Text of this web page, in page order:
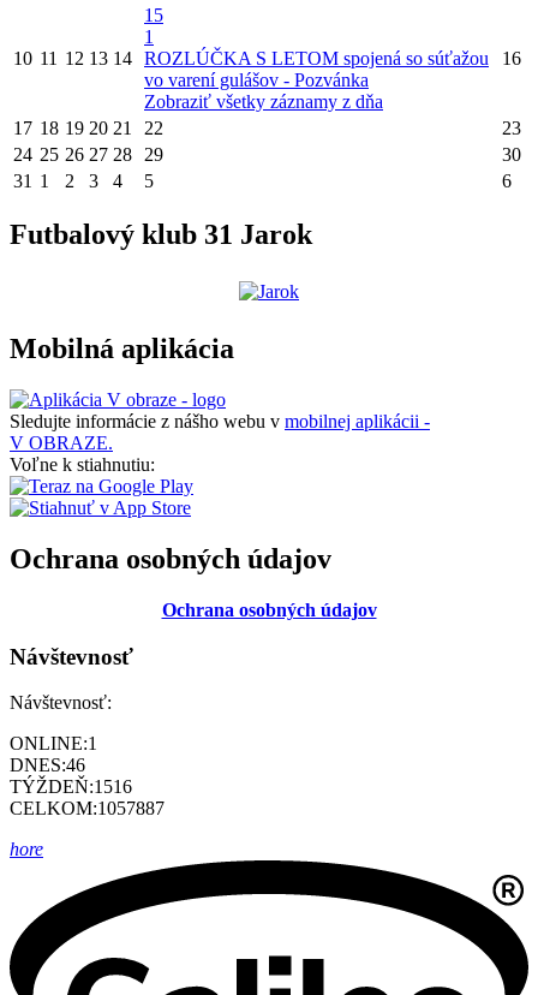
10 11 12 13 14
15
1
ROZLÚČKA S LETOM spojená so súťažou
vo varení gulášov - Pozvánka
Zobraziť všetky záznamy z dňa
16
17 18 19 20 21 22
23
24 25 26 27 28 29
30
31 1 2 3 4 5 6
Futbalový klub 31 Jarok
Mobilná aplikácia
Sledujte informácie z nášho webu v mobilnej aplikácii -
V OBRAZE.
Voľne k stiahnutiu:
Ochrana osobných údajov
Ochrana osobných údajov
Návštevnosť
Návštevnosť:
ONLINE:1
DNES:46
TÝŽDEŇ:1516
CELKOM:1057887
hore